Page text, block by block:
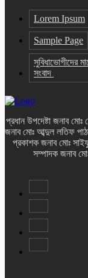
Lorem Ipsum
Sample Page
সুবিধাভোগীদের
সংবাদ
প্রধান উপদেষ্টা জনাব
জনাব মোঃ আব্দুল লতিফ
প্রকাশক জনাব মোঃ
সম্পাদক জনাব